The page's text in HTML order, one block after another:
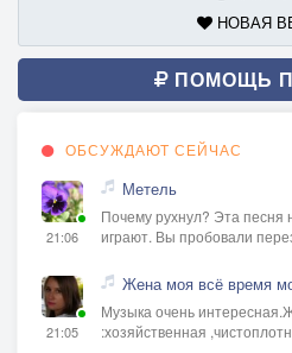
НОВАЯ
ПОМОЩЬ
ОБСУЖДАЮТ СЕЙЧАС
21:06
Метель
Почему рухнул? Эта песня
играют. Вы пробовали
21:05
Жена моя всё время
Музыка очень
:хозяйственная